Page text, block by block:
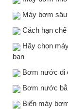
Máy bơm
Cách hạn
Hãy chọn
bạn
Bơm nước di
Bơm nước
Biến máy